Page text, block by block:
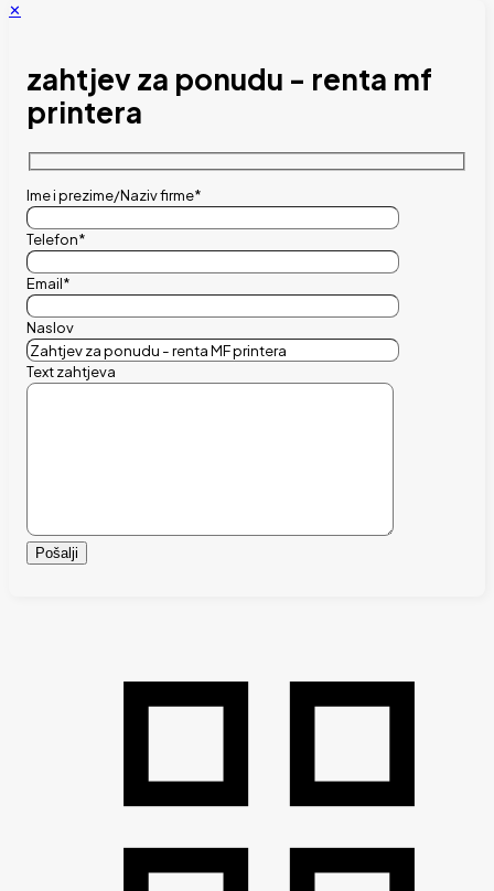
✕
zahtjev za ponudu - renta mf
printera
Ime i prezime/Naziv firme*
Telefon*
Email*
Naslov
Text zahtjeva